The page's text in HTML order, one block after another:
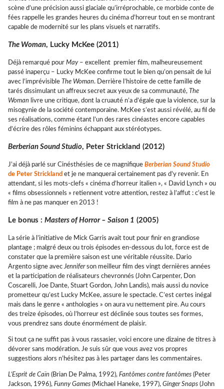
scène d’une précision aussi glaciale qu’irréprochable, ce morbide conte de
fées rappelle les grandes heures du cinéma d’horreur tout en se montrant
capable de modernité sur les plans visuels et narratifs.
The Woman, Lucky McKee (2011)
Déjà remarqué pour May– excellent premier film, malheureusement
passé inaperçu – Lucky McKee confirme tout le bien qu’on pensait de lui
avec l’imprévisible The Woman. Derrière l’histoire de cette famille de
tarés dissimulant un affreux secret aux yeux de sa communauté, The
Woman livre une critique, dont la cruauté n’a d’égale que la violence, sur la
misogynie de la société contemporaine. McKee s’est aussi révélé, au fil de
ses réalisations, comme étant l’un des rares cinéastes encore capables
d’écrire des rôles féminins échappant aux stéréotypes.
Berberian Sound Studio, Peter Strickland (2012)
J’ai déjà parlé sur Cinésthésies de ce magnifique Berberian Sound Studio
de Peter Strickland et je ne manquerai certainement pas d’y revenir. En
attendant, si les mots-clefs « cinéma d’horreur italien », « David Lynch » ou
« films obsessionnels » retiennent votre attention, restez à l’affut : c’est le
film à ne pas manquer en 2013 !
Le bonus : Masters of Horror – Saison 1 (2005)
La série à l’initiative de Mick Garris avait tout pour finir en grandiose
plantage ; malgré deux ou trois épisodes en-dessous du lot, force est de
constater que la première saison est une véritable réussite. Dario
Argento signe avec Jenniferson meilleur film des vingt dernières années
et la participation de réalisateurs chevronnés (John Carpenter, Don
Coscarelli, Joe Dante, Stuart Gordon, John Landis), mais aussi du novice
prometteur qu’est Lucky McKee, assure le spectacle. C’est certes inégal
mais dans le genre « anthologies » on aura vu nettement pire. Au cours
des treize épisodes, où l’horreur est déclinée sous toutes ses formes,
vous prendrez sans doute énormément de plaisir.
Si tout ça ne suffit pas à vous rassasier, voici encore une dizaine de titres à
dévorer sans modération. Je suis sûr que vous avez vos propres
suggestions alors n’hésitez pas à les partager dans les commentaires.
L’Esprit de Caïn (Brian De Palma, 1992), Fantômes contre fantômes (Peter
Jackson, 1996), Funny Games (Michael Haneke, 1997), Ginger Snaps (John